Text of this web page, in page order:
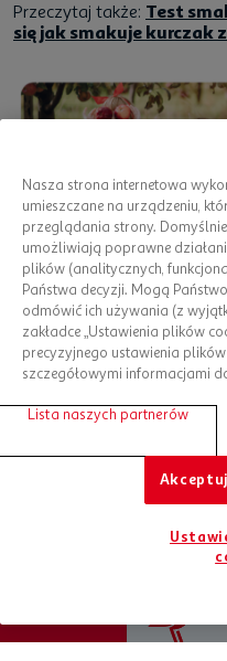
Przeczytaj także: Test
się jak smakuje kurczak
Dieta dla
Pamiętaj, że każdy posiłek
rodzinnych, nauki i radości
Dlatego zachęcamy do
eksperymentowania z
chwilami przy stole.
Auchanstanowią nie tylko
i różnorodność dań, ale
Nasza strona internetowa
umieszczane na urządzeniu,
przeglądania strony.
umożliwiają poprawne
plików (analitycznych,
Państwa decyzji. Mogą
odmówić ich używania (z
zakładce „Ustawienia plików
precyzyjnego ustawienia
szczegółowymi informacjami
Lista naszych partnerów